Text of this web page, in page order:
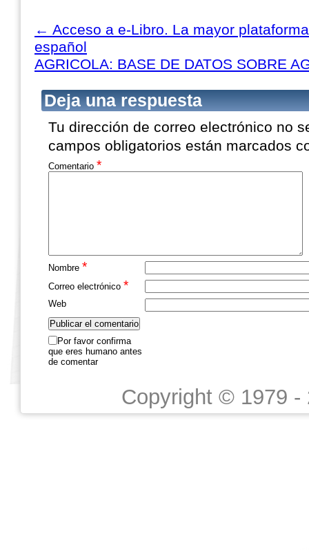
← Acceso a e-Libro. La mayor
español
AGRICOLA: BASE DE DATOS SOBRE
Deja una respuesta
Tu dirección de correo electrónico no
campos obligatorios están marcados
Comentario *
Nombre *
Correo electrónico *
Web
Por favor confirma
que eres humano antes
de comentar
Copyright © 1979 -